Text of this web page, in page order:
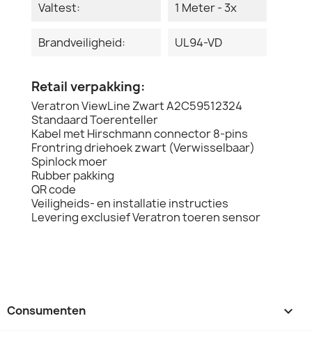
Valtest: 1 Meter - 3x
Brandveiligheid: UL94-VD
Retail verpakking:
Veratron ViewLine Zwart A2C59512324
Standaard Toerenteller
Kabel met Hirschmann connector 8-pins
Frontring driehoek zwart (Verwisselbaar)
Spinlock moer
Rubber pakking
QR code
Veiligheids- en installatie instructies
Levering exclusief Veratron toeren sensor
Consumenten 